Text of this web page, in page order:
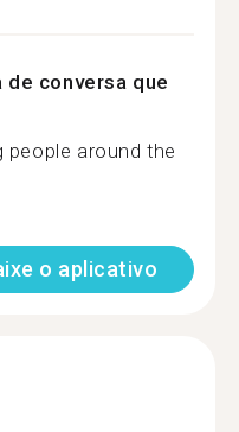
conversa que
people around the
o aplicativo